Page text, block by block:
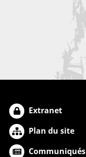
Extranet
Plan du site
Communiqués